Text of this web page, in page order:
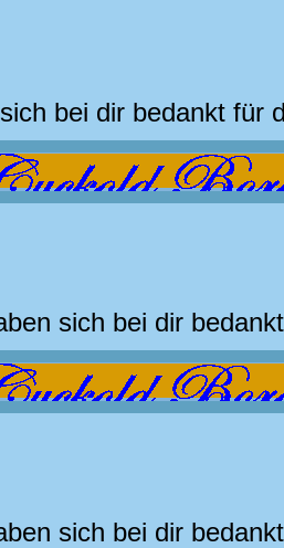
bei dir bedankt für
sich bei dir
sich bei dir